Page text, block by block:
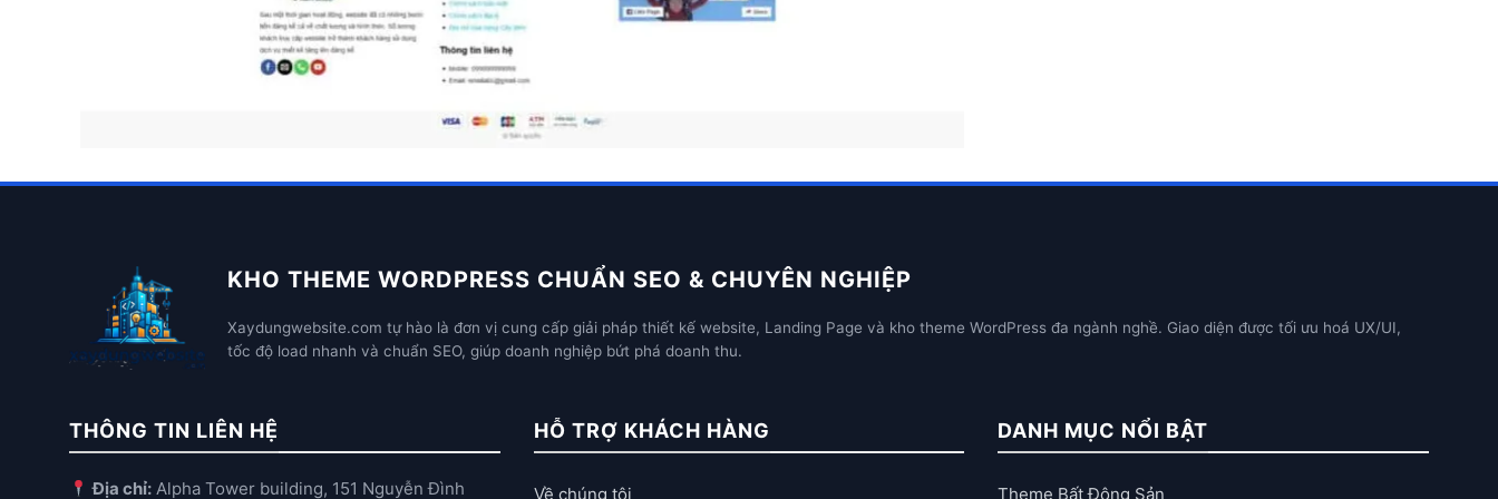
KHO THEME WORDPRESS CHUẨN SEO & CHUYÊN NGHIỆP
Xaydungwebsite.com tự hào là đơn vị cung cấp giải pháp thiết kế website, Landing Page và kho theme WordPress đa ngành nghề. Giao diện được tối ưu hoá UX/UI,
tốc độ load nhanh và chuẩn SEO, giúp doanh nghiệp bứt phá doanh thu.
THÔNG TIN LIÊN HỆ
Địa chỉ: Alpha Tower building, 151 Nguyễn Đình
HỖ TRỢ KHÁCH HÀNG
Về chúng tôi
DANH MỤC NỔI BẬT
Theme Bất Động Sản